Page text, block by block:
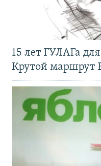
15 лет ГУЛАГа
Крутой маршрут